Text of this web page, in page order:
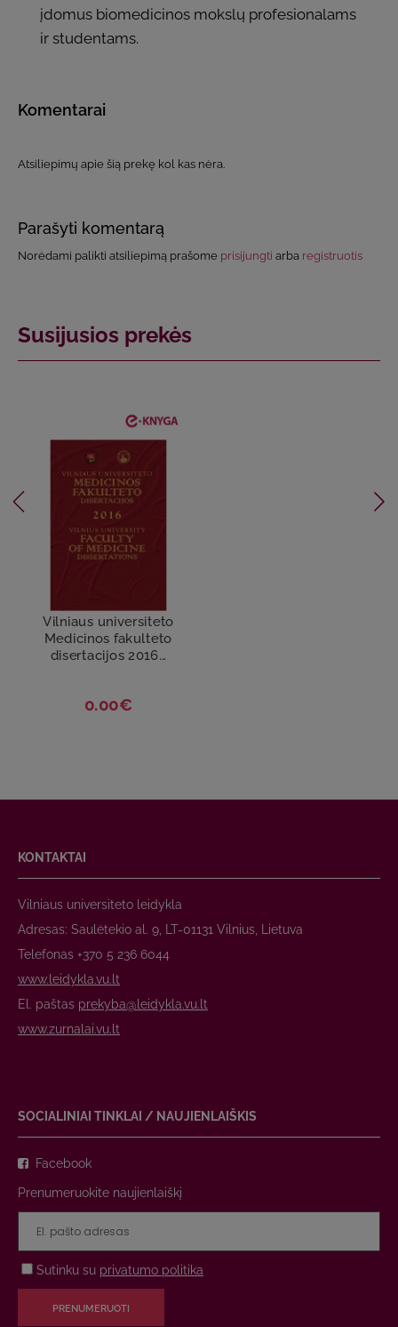
įdomus biomedicinos mokslų profesionalams
ir studentams.
Komentarai
Atsiliepimų apie šią prekę kol kas nėra.
Parašyti komentarą
Norėdami palikti atsiliepimą prašome prisijungti arba registruotis
Susijusios prekės
Vilniaus universiteto
Medicinos fakulteto
disertacijos 2016...
0.00€
KONTAKTAI
Vilniaus universiteto leidykla
Adresas: Saulėtekio al. 9, LT-01131 Vilnius, Lietuva
Telefonas +370 5 236 6044
www.leidykla.vu.lt
El. paštas prekyba@leidykla.vu.lt
www.zurnalai.vu.lt
SOCIALINIAI TINKLAI / NAUJIENLAIŠKIS
Facebook
Prenumeruokite naujienlaiškį
Sutinku su privatumo politika
PRENUMERUOTI